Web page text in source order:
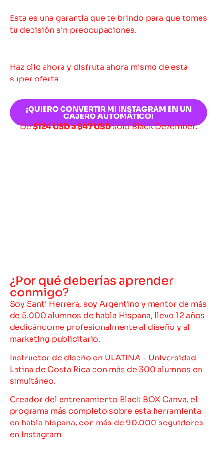
Esta es una garantía que te brindo para que tomes
tu decisión sin preocupaciones.
Haz clic ahora y disfruta ahora mismo de esta
super oferta.
¡QUIERO CONVERTIR MI INSTAGRAM EN UN
CAJERO AUTOMÁTICO!
De$124 USDa$47 USDsolo Black Dezember.
¿Por qué deberías aprender
conmigo?
Soy Santi Herrera, soy Argentino y mentor de más
de 5.000 alumnos de habla Hispana, llevo 12 años
dedicándome profesionalmente al diseño y al
marketing publicitario.
Instructor de diseño en ULATINA – Universidad
Latina de Costa Rica con más de 300 alumnos en
simultáneo.
Creador del entrenamiento Black BOX Canva, el
programa más completo sobre esta herramienta
en habla hispana, con más de 90.000 seguidores
en Instagram.